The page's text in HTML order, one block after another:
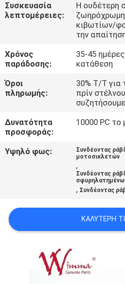
ΖΗΤΉΣΤΕ
ΠΡΟΣΦΟΡΆ
ΧΆΡΤΗΣ
ΙΣΤΌΤΟΠΟΥ
ΠΟΛΙΤΙΚΉ
ΜΥΣΤΙΚΌΤΗΤΑΣ
Συσκευασία
λεπτομέρειες:
Η ουδέτερη
κιβωτίων/
την
Χρόνος
παράδοσης:
35-45
κατάθεση
Όροι
πληρωμής:
30% T/T για
πρίν
Δυνατότητα
προσφοράς:
10000 PC το
Υψηλό φως:
Συνδέοντας
μοτοσικλετών
,
Συνδέοντας
, Συνδέοντας
ΚΑΛΎΤΕΡΗ